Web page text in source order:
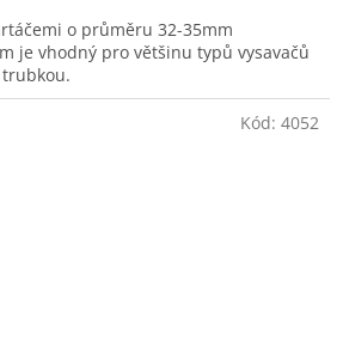
o průměru 32-35mm
je vhodný pro většinu typů vysavačů
Kód: 4052